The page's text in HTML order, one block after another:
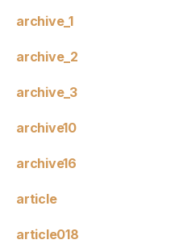
archive_1
archive_2
archive_3
archive10
archive16
article
article018